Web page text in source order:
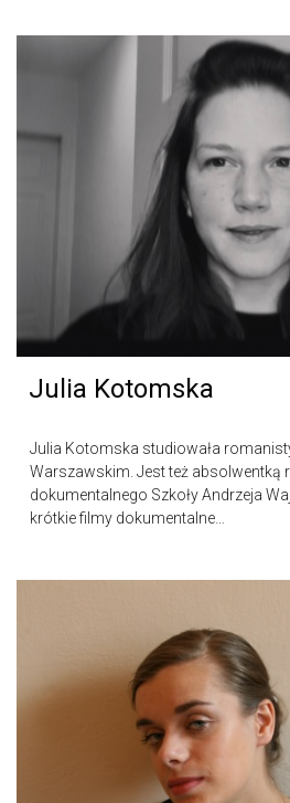
Julia Kotomska
Julia Kotomska studiowała
Warszawskim. Jest też absolwentką
dokumentalnego Szkoły Andrzeja
krótkie filmy dokumentalne…